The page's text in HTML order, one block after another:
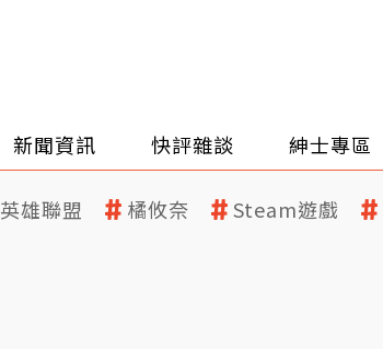
新聞資訊 快評雜談 紳士專區
英雄聯盟 橘攸奈 Steam遊戲